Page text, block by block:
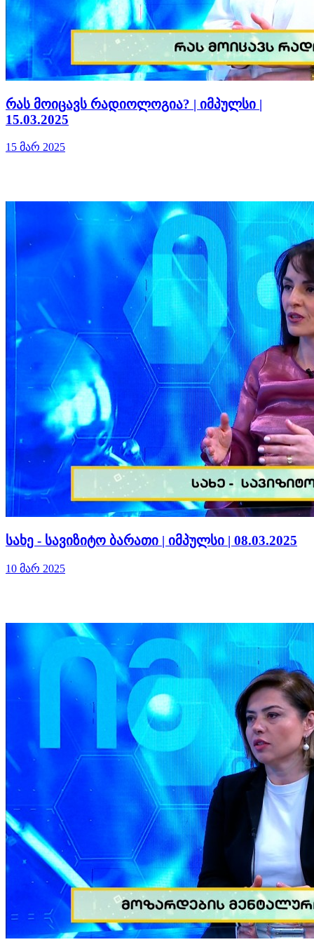
რას მოიცავს რადიოლოგია? | იმპულსი |
15.03.2025
15 მარ 2025
სახე - სავიზიტო ბარათი | იმპულსი | 08.03.2025
10 მარ 2025